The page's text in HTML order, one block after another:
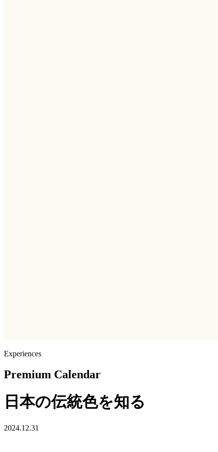
Experiences
Premium Calendar
日本の伝統色を知る
2024.12.31